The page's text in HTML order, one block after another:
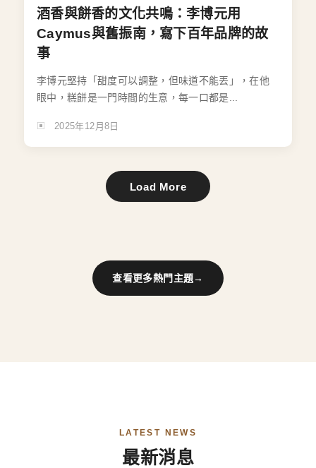
酒香與餅香的文化共鳴：李博元用
Caymus與舊振南，寫下百年品牌的故
事
李博元堅持「甜度可以調整，但味道不能丟」，在他
眼中，糕餅是一門時間的生意，每一口都是...
2025年12月8日
Load More
查看更多熱門主題→
LATEST NEWS
最新消息